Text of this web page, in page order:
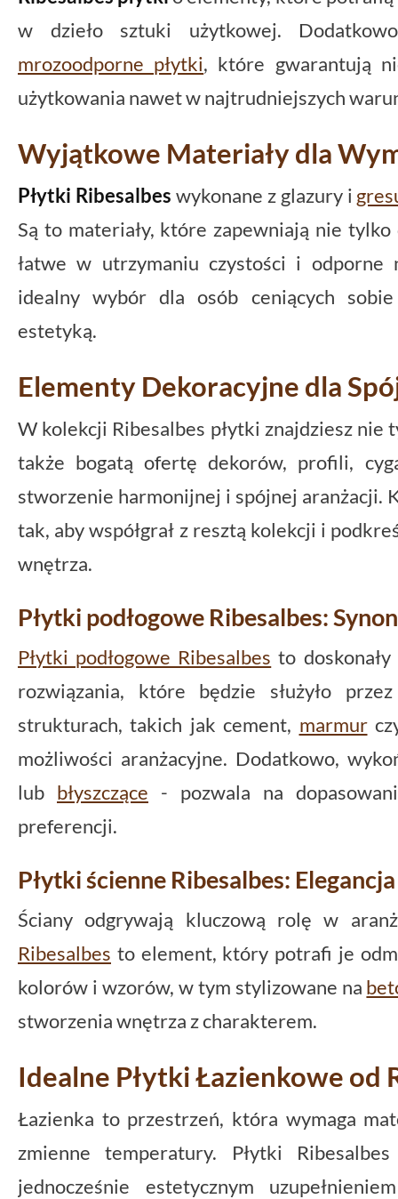
w dzieło sztuki użytkowej.
mrozoodporne płytki, które gwarantują
użytkowania nawet w najtrudniejszych
Wyjątkowe Materiały dla
Płytki Ribesalbes wykonane z glazury i
Są to materiały, które zapewniają nie tylko
łatwe w utrzymaniu czystości i odporne
idealny wybór dla osób ceniących sobie
estetyką.
Elementy Dekoracyjne dla
W kolekcji Ribesalbes płytki znajdziesz
także bogatą ofertę dekorów, profili,
stworzenie harmonijnej i spójnej aranżacji.
tak, aby współgrał z resztą kolekcji i
wnętrza.
Płytki podłogowe Ribesalbes:
Płytki podłogowe Ribesalbes to
rozwiązania, które będzie służyło
strukturach, takich jak cement, marmur
możliwości aranżacyjne. Dodatkowo,
lub błyszczące - pozwala na
preferencji.
Płytki ścienne Ribesalbes:
Ściany odgrywają kluczową rolę w
Ribesalbes to element, który potrafi je
kolorów i wzorów, w tym stylizowane na
stworzenia wnętrza z charakterem.
Idealne Płytki Łazienkowe od
Łazienka to przestrzeń, która wymaga
zmienne temperatury. Płytki
jednocześnie estetycznym